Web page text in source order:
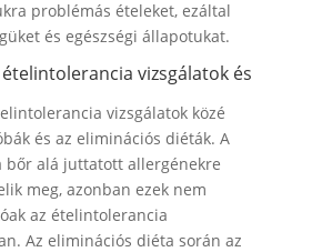
problémás ételeket, ezáltal
és egészségi állapotukat.
vizsgálatok és
vizsgálatok közé
és az eliminációs diéták. A
bőr alá juttatott allergénekre
meg, azonban ezek nem
az ételintolerancia
Az eliminációs diéta során az